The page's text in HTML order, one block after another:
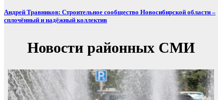
Андрей Травников: Строительное сообщество Новосибирской области –
сплочённый и надёжный коллектив